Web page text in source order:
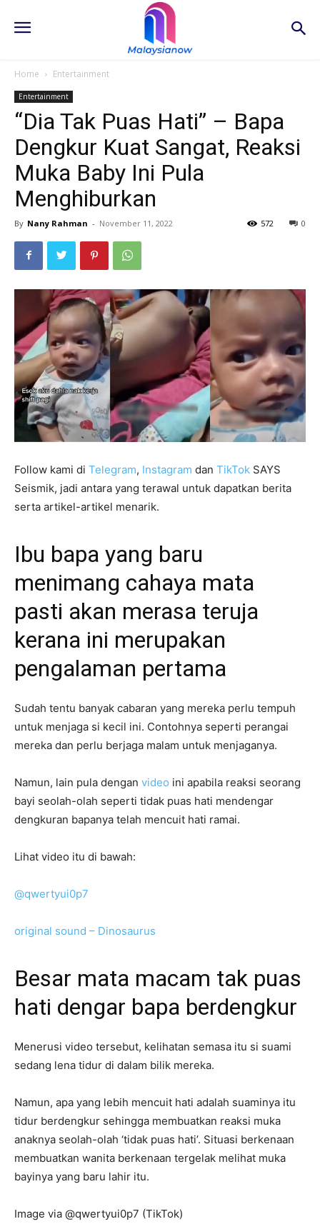
Home Entertainment
Entertainment
“Dia Tak Puas Hati” – Bapa
Dengkur Kuat Sangat, Reaksi
Muka Baby Ini Pula
Menghiburkan
By Nany Rahman - November 11, 2022 0
572
Follow kami di Telegram, Instagram dan TikTok SAYS
Seismik, jadi antara yang terawal untuk dapatkan berita
serta artikel-artikel menarik.
Ibu bapa yang baru
menimang cahaya mata
pasti akan merasa teruja
kerana ini merupakan
pengalaman pertama
Sudah tentu banyak cabaran yang mereka perlu tempuh
untuk menjaga si kecil ini. Contohnya seperti perangai
mereka dan perlu berjaga malam untuk menjaganya.
Namun, lain pula dengan video ini apabila reaksi seorang
bayi seolah-olah seperti tidak puas hati mendengar
dengkuran bapanya telah mencuit hati ramai.
Lihat video itu di bawah:
@qwertyui0p7
original sound – Dinosaurus
Besar mata macam tak puas
hati dengar bapa berdengkur
Menerusi video tersebut, kelihatan semasa itu si suami
sedang lena tidur di dalam bilik mereka.
Namun, apa yang lebih mencuit hati adalah suaminya itu
tidur berdengkur sehingga membuatkan reaksi muka
anaknya seolah-olah ‘tidak puas hati’. Situasi berkenaan
membuatkan wanita berkenaan tergelak melihat muka
bayinya yang baru lahir itu.
Image via @qwertyui0p7 (TikTok)